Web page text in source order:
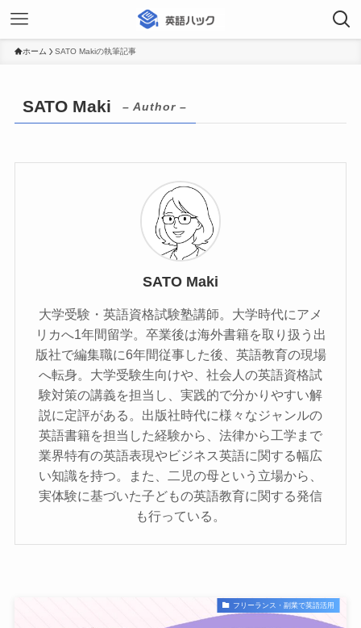
ホーム SATO Makiの執筆記事
SATO Maki – Author –
SATO Maki
大学受験・英語資格試験塾講師。大学時代にアメ
リカへ1年間留学。卒業後は海外書籍を取り扱う出
版社で編集職に6年間従事した後、英語教育の現場
へ転身。大学受験生向けや、社会人の英語資格試
験対策の講義を担当し、実践的で分かりやすい解
説に定評がある。出版社時代に様々なジャンルの
英語書籍を担当した経験から、法律から工学まで
業界特有の英語表現やビジネス英語に関する幅広
い知識を持つ。また、二児の母という立場から、
実体験に基づいた子どもの英語教育に関する発信
も行っている。
フリーランス・副業で英語活用